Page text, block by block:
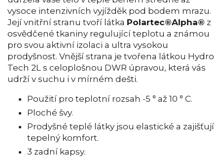
vysoce intenzivních vyjížděk pod bodem mrazu.
Její vnitřní stranu tvoří látka Polartec®Alpha® z
osvědčené tkaniny regulující teplotu a známou
pro svou aktivní izolaci a ultra vysokou
prodyšnost. Vnější strana je tvořena látkou Hydro
Tech 2L s celoplošnou DWR úpravou, která vás
udrží v suchu i v mírném dešti.
Použití pro teplotní rozsah -5 ° až 10 ° C.
Ploché švy.
Prodyšné teplé látky jsou elastické a zajišťují
tepelný komfort.
3 zadní kapsy.